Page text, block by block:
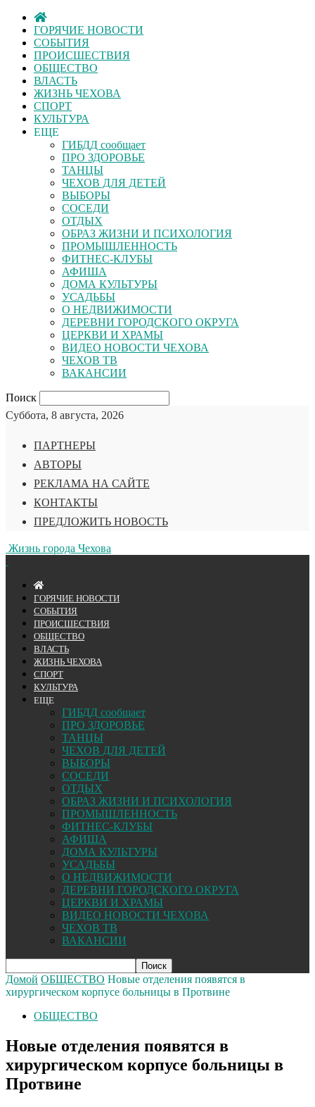
ГОРЯЧИЕ НОВОСТИ
СОБЫТИЯ
ПРОИСШЕСТВИЯ
ОБЩЕСТВО
ВЛАСТЬ
ЖИЗНЬ ЧЕХОВА
СПОРТ
КУЛЬТУРА
ЕЩЕ
ГИБДД сообщает
ПРО ЗДОРОВЬЕ
ТАНЦЫ
ЧЕХОВ ДЛЯ ДЕТЕЙ
ВЫБОРЫ
СОСЕДИ
ОТДЫХ
ОБРАЗ ЖИЗНИ И ПСИХОЛОГИЯ
ПРОМЫШЛЕННОСТЬ
ФИТНЕС-КЛУБЫ
АФИША
ДОМА КУЛЬТУРЫ
УСАДЬБЫ
О НЕДВИЖИМОСТИ
ДЕРЕВНИ ГОРОДСКОГО ОКРУГА
ЦЕРКВИ И ХРАМЫ
ВИДЕО НОВОСТИ ЧЕХОВА
ЧЕХОВ ТВ
ВАКАНСИИ
Поиск
Суббота, 8 августа, 2026
ПАРТНЕРЫ
АВТОРЫ
РЕКЛАМА НА САЙТЕ
КОНТАКТЫ
ПРЕДЛОЖИТЬ НОВОСТЬ
Жизнь города Чехова
ГОРЯЧИЕ НОВОСТИ
СОБЫТИЯ
ПРОИСШЕСТВИЯ
ОБЩЕСТВО
ВЛАСТЬ
ЖИЗНЬ ЧЕХОВА
СПОРТ
КУЛЬТУРА
ЕЩЕ
ГИБДД сообщает
ПРО ЗДОРОВЬЕ
ТАНЦЫ
ЧЕХОВ ДЛЯ ДЕТЕЙ
ВЫБОРЫ
СОСЕДИ
ОТДЫХ
ОБРАЗ ЖИЗНИ И ПСИХОЛОГИЯ
ПРОМЫШЛЕННОСТЬ
ФИТНЕС-КЛУБЫ
АФИША
ДОМА КУЛЬТУРЫ
УСАДЬБЫ
О НЕДВИЖИМОСТИ
ДЕРЕВНИ ГОРОДСКОГО ОКРУГА
ЦЕРКВИ И ХРАМЫ
ВИДЕО НОВОСТИ ЧЕХОВА
ЧЕХОВ ТВ
ВАКАНСИИ
Домой ОБЩЕСТВО Новые отделения появятся в
хирургическом корпусе больницы в Протвине
ОБЩЕСТВО
Новые отделения появятся в
хирургическом корпусе больницы в
Протвине